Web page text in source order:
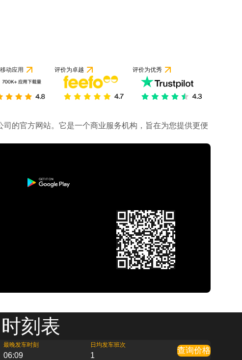
动应用 评价为卓越 评价为优秀
的官方网站。它是一个商业服务机构，旨在为您提供更便
刻表
最晚发车时刻
06:09
日均发车班次
1
查询价格